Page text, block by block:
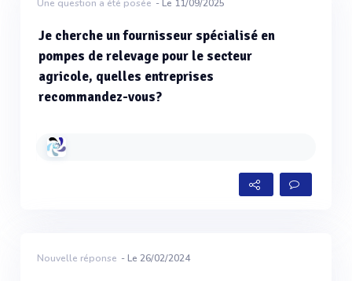
Une question a été posée - Le 11/09/2025
Je cherche un fournisseur spécialisé en
pompes de relevage pour le secteur
agricole, quelles entreprises
recommandez-vous?
Nouvelle réponse - Le 26/02/2024